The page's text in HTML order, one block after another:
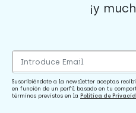
¡y
Suscribiéndote a la newsletter aceptas
en función de un perfil basado en tu
términos previstos en la Política de